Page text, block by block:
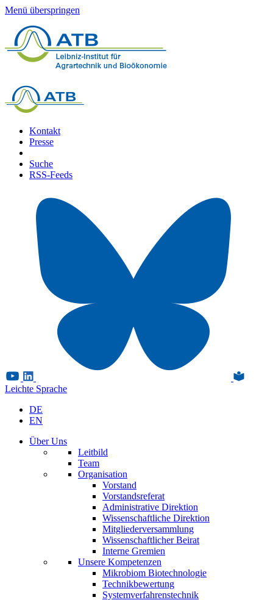
Menü überspringen
Kontakt
Presse
Suche
RSS-Feeds
Leichte Sprache
DE
EN
Über Uns
Leitbild
Team
Organisation
Vorstand
Vorstandsreferat
Administrative Direktion
Wissenschaftliche Direktion
Mitgliederversammlung
Wissenschaftlicher Beirat
Interne Gremien
Unsere Kompetenzen
Mikrobiom Biotechnologie
Technikbewertung
Systemverfahrenstechnik